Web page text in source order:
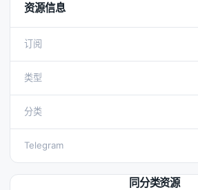
资源信息
订阅
类型
分类
Telegram
同分类资源